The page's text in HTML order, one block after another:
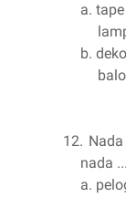
a.
b.
12.
nada ...
a.